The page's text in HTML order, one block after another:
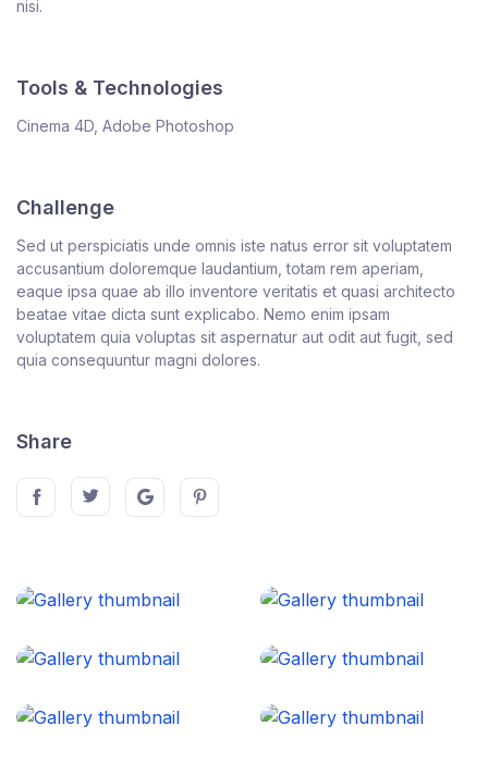
nisi.
Tools & Technologies
Cinema 4D, Adobe Photoshop
Challenge
Sed ut perspiciatis unde omnis iste natus error sit voluptatem
accusantium doloremque laudantium, totam rem aperiam,
eaque ipsa quae ab illo inventore veritatis et quasi architecto
beatae vitae dicta sunt explicabo. Nemo enim ipsam
voluptatem quia voluptas sit aspernatur aut odit aut fugit, sed
quia consequuntur magni dolores.
Share